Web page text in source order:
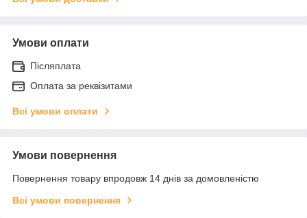
Умови оплати
Післяплата
Оплата за реквізитами
Всі умови оплати
Умови повернення
Повернення товару впродовж 14 днів за домовленістю
Всі умови повернення